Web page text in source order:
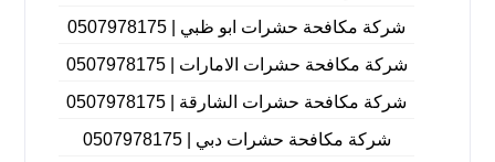
شركة مكافحة حشرات ابو ظبي | 0507978175
شركة مكافحة حشرات الامارات | 0507978175
شركة مكافحة حشرات الشارقة | 0507978175
شركة مكافحة حشرات دبي | 0507978175